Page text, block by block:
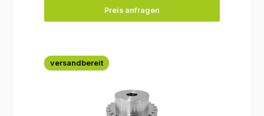
Preis anfragen
versandbereit